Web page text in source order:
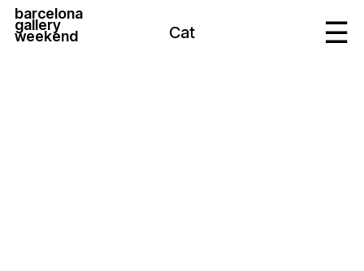
barcelona
gallery
weekend Cat